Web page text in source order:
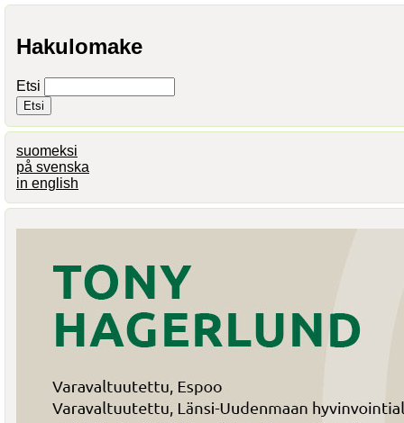
Hakulomake
Etsi
suomeksi
på svenska
in english